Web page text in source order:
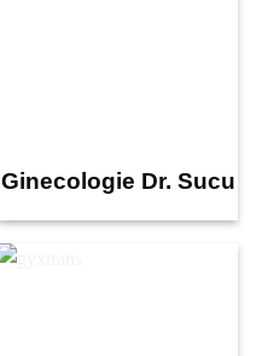
Ginecologie Dr. Sucu